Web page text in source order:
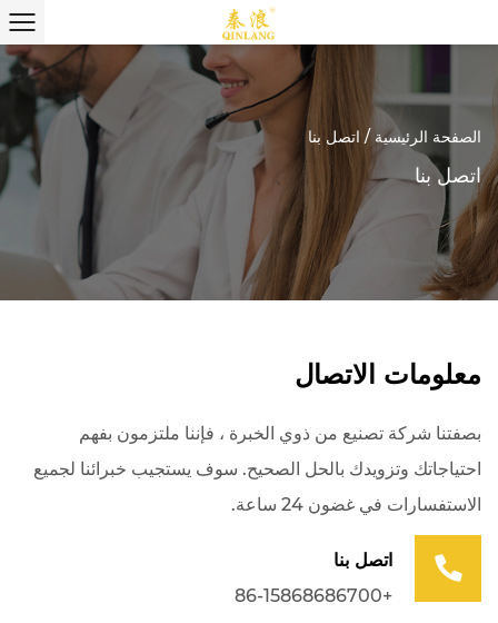
الصفحة الرئيسية / اتصل بنا
اتصل بنا
معلومات الاتصال
بصفتنا شركة تصنيع من ذوي الخبرة ، فإننا ملتزمون بفهم
احتياجاتك وتزويدك بالحل الصحيح. سوف يستجيب خبرائنا لجميع
الاستفسارات في غضون 24 ساعة.
اتصل بنا
+86-15868686700